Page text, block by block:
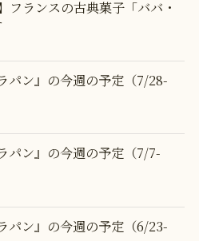
フランスの古典菓子「ババ・
パン』の今週の予定（7/28-
パン』の今週の予定（7/7-
パン』の今週の予定（6/23-